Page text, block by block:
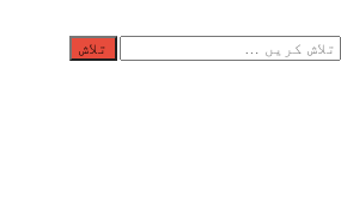
تلاش